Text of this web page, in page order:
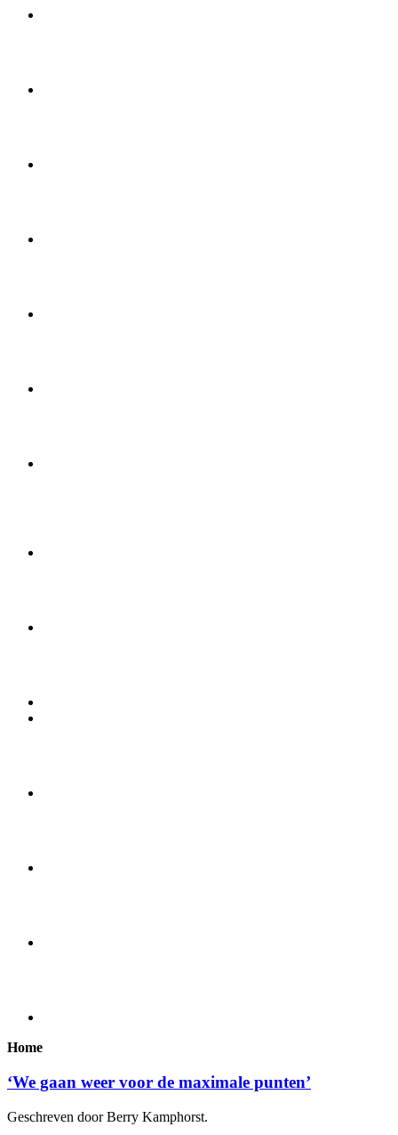
Home
‘We gaan weer voor de maximale punten’
Geschreven door Berry Kamphorst.